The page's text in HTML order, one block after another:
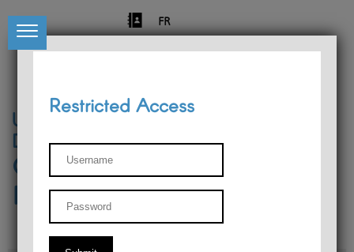
FR
University of Liège
Départment of Philosophy
Center for Phenomenological
Research
Restricted Access